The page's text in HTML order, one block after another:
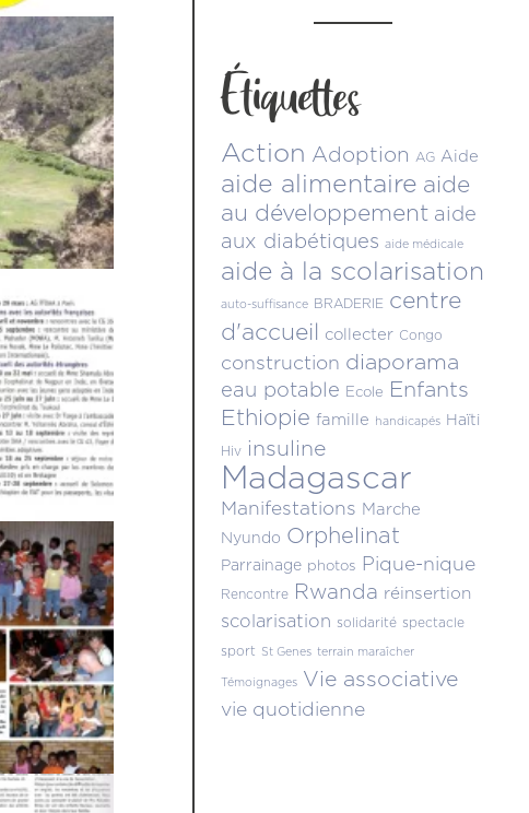
Étiquettes
Action Adoption AG Aide
aide alimentaire aide
au développement aide
aux diabétiques aide médicale
aide à la scolarisation
auto-suffisance BRADERIE centre
d'accueil collecter Congo
construction diaporama
eau potable Ecole Enfants
Ethiopie famille handicapés Haïti
Hiv insuline
Madagascar
Manifestations Marche
Nyundo Orphelinat
Parrainage photos Pique-nique
Rencontre Rwanda réinsertion
scolarisation solidarité spectacle
sport St Genes terrain maraîcher
Témoignages Vie associative
vie quotidienne